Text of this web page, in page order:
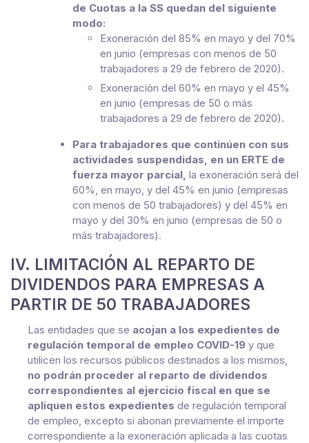
de Cuotas a la SS quedan del siguiente
modo:
Exoneración del 85% en mayo y del 70%
en junio (empresas con menos de 50
trabajadores a 29 de febrero de 2020).
Exoneración del 60% en mayo y el 45%
en junio (empresas de 50 o más
trabajadores a 29 de febrero de 2020).
Para trabajadores que continúen con sus
actividades suspendidas, en un ERTE de
fuerza mayor parcial, la exoneración será del
60%, en mayo, y del 45% en junio (empresas
con menos de 50 trabajadores) y del 45% en
mayo y del 30% en junio (empresas de 50 o
más trabajadores).
IV. LIMITACIÓN AL REPARTO DE
DIVIDENDOS PARA EMPRESAS A
PARTIR DE 50 TRABAJADORES
Las entidades que se acojan a los expedientes de
regulación temporal de empleo COVID-19 y que
utilicen los recursos públicos destinados a los mismos,
no podrán proceder al reparto de dividendos
correspondientes al ejercicio fiscal en que se
apliquen estos expedientes de regulación temporal
de empleo, excepto si abonan previamente el importe
correspondiente a la exoneración aplicada a las cuotas